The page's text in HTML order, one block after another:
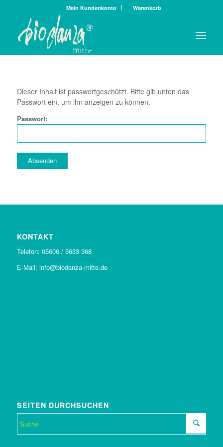
Mein Kundenkonto Warenkorb
Dieser Inhalt ist passwortgeschützt. Bitte gib unten das
Passwort ein, um ihn anzeigen zu können.
Passwort:
KONTAKT
Telefon: 05606 / 5633 368
E-Mail: info@biodanza-mitte.de
SEITEN DURCHSUCHEN